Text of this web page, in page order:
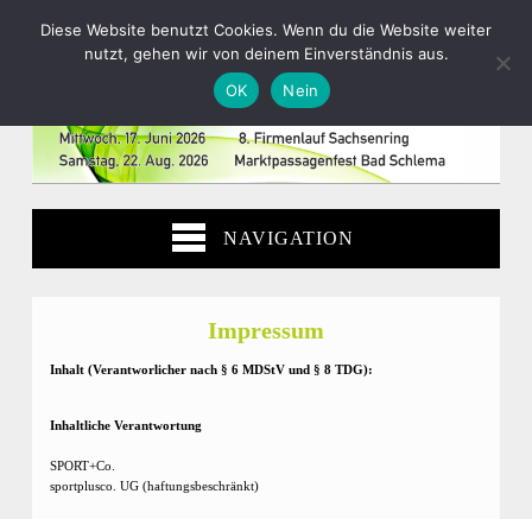
NAVIGATION
Impressum
Inhalt (Verantworlicher nach § 6 MDStV und § 8 TDG):
Inhaltliche Verantwortung
SPORT+Co.
sportplusco. UG (haftungsbeschränkt)
Diese Website benutzt Cookies. Wenn du die Website weiter
nutzt, gehen wir von deinem Einverständnis aus.
OK
Nein